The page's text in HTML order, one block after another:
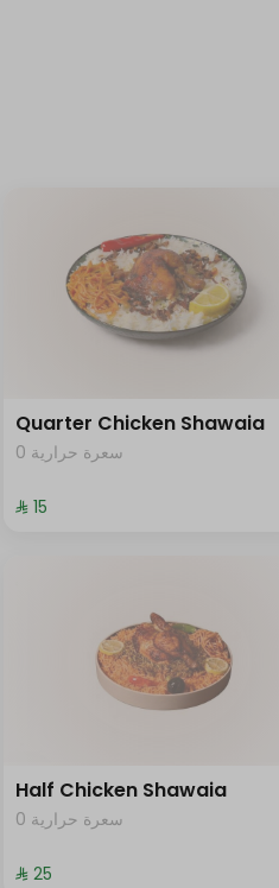
Quarter Chicken Shawaia
0 سعرة حرارية
⁨⁦‪‬ 15⁩
Half Chicken Shawaia
0 سعرة حرارية
⁨⁦‪‬ 25⁩